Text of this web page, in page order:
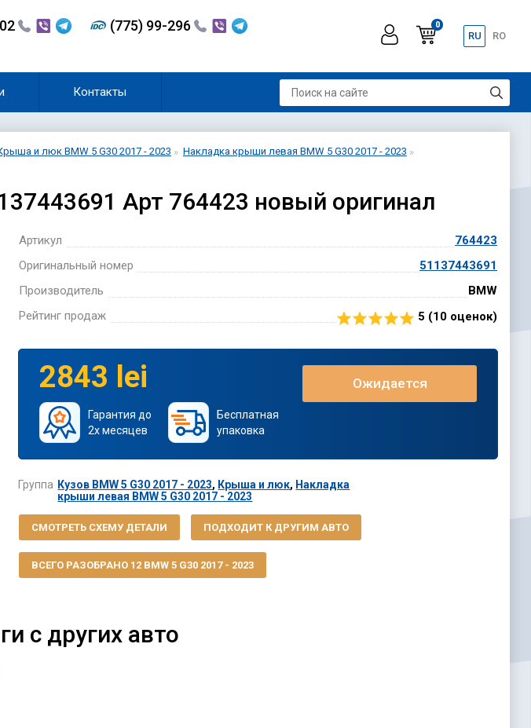
(775) 99-296
0
RU RO
Контакты
и люк BMW 5 G30 2017 - 2023
Накладка крыши левая BMW 5 G30 2017 - 2023
Арт 764423 новый оригинал
Артикул
764423
Оригинальный номер
51137443691
Производитель
BMW
Рейтинг продаж
5 (10 оценок)
2843 lei
Гарантия до
2х месяцев
Бесплатная
упаковка
Ожидается
Группа Кузов BMW 5 G30 2017 - 2023, Крыша и люк, Накладка
крыши левая BMW 5 G30 2017 - 2023
СМОТРЕТЬ СХЕМУ ДЕТАЛИ ПОДХОДИТ К ДРУГИМ АВТО
ВСЕГО РАЗОБРАНО 12 BMW 5 G30 2017 - 2023
с других авто